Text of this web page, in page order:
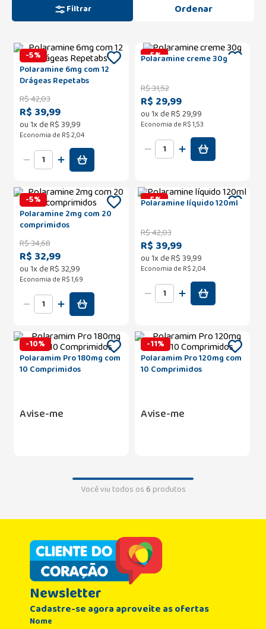
Filtrar
-5%
Polaramine 6mg com 12
Drágeas Repetabs
R$42,03
R$ 39,99
ou1x deR$39,99
Economia de R$ 2,04
-5%
Polaramine creme 30g
R$31,52
R$ 29,99
ou1x deR$29,99
Economia de R$ 1,53
-5%
Polaramine 2mg com 20
comprimidos
R$34,68
R$ 32,99
ou1x deR$32,99
Economia de R$ 1,69
-5%
Polaramine líquido 120ml
R$42,03
R$ 39,99
ou1x deR$39,99
Economia de R$ 2,04
-10%
Polaramim Pro 180mg com
10 Comprimidos
Avise-me
-11%
Polaramim Pro 120mg com
10 Comprimidos
Avise-me
Você viu todos os 6produtos
Newsletter
Cadastre-se agora aproveite as ofertas
Nome